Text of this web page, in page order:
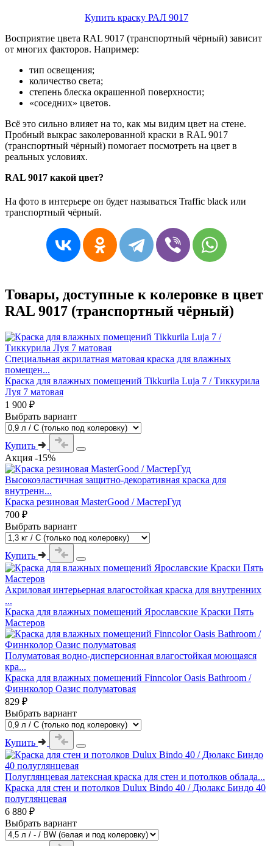
Купить краску РАЛ 9017
Восприятие цвета RAL 9017 (транспортный чёрный) зависит
от многих факторов. Например:
тип освещения;
количество света;
степень блеска окрашенной поверхности;
«соседних» цветов.
Всё это сильно влияет на то, как мы видим цвет на стене.
Пробный выкрас заколерованной краски в RAL 9017
(транспортный чёрный) помогает посмотреть на цвет в
реальных условиях.
RAL 9017 какой цвет?
На фото в интерьере он будет называться Traffic black или
транспортный чёрный.
Товары, доступные к колеровке в цвет
RAL 9017 (транспортный чёрный)
Специальная акрилатная матовая краска для влажных
помещен...
Краска для влажных помещений Tikkurila Luja 7 / Тиккурила
Луя 7 матовая
1 900 ₽
Выбрать вариант
Купить
Акция -15%
Высокоэластичная защитно-декоративная краска для
внутренн...
Краска резиновая MasterGood / МастерГуд
700 ₽
Выбрать вариант
Купить
Акриловая интерьерная влагостойкая краска для внутренних
...
Краска для влажных помещений Ярославские Краски Пять
Мастеров
Полуматовая водно-дисперсионная влагостойкая моющаяся
кра...
Краска для влажных помещений Finncolor Oasis Bathroom /
Финнколор Оазис полуматовая
829 ₽
Выбрать вариант
Купить
Полуглянцевая латексная краска для стен и потолков облада...
Краска для стен и потолков Dulux Bindo 40 / Дюлакс Биндо 40
полуглянцевая
6 880 ₽
Выбрать вариант